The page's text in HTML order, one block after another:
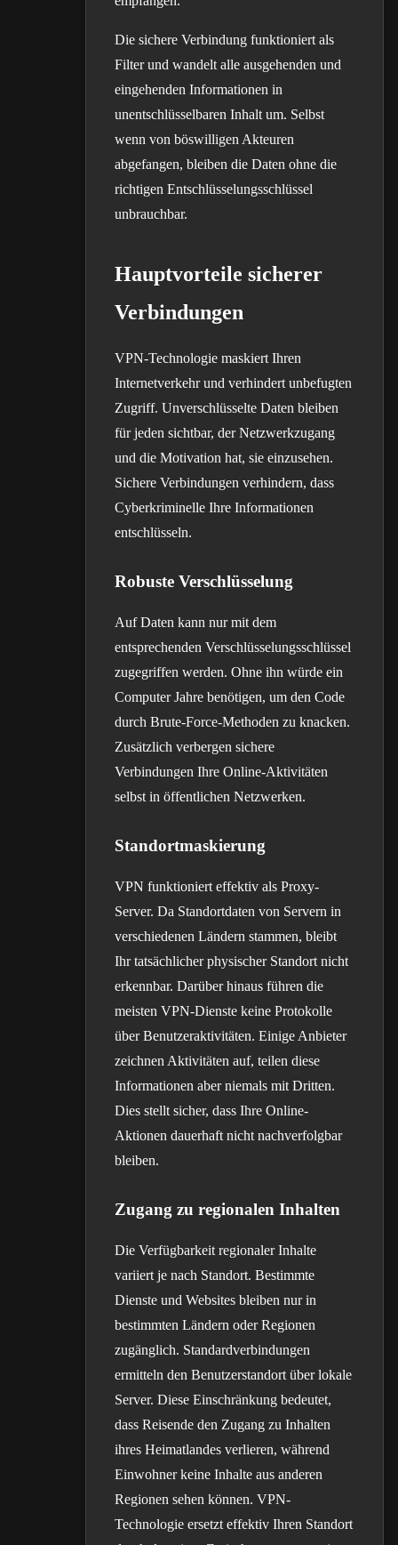
Die sichere Verbindung funktioniert als
Filter und wandelt alle ausgehenden und
eingehenden Informationen in
unentschlüsselbaren Inhalt um. Selbst
wenn von böswilligen Akteuren
abgefangen, bleiben die Daten ohne die
richtigen Entschlüsselungsschlüssel
unbrauchbar.
Hauptvorteile sicherer
Verbindungen
VPN-Technologie maskiert Ihren
Internetverkehr und verhindert unbefugten
Zugriff. Unverschlüsselte Daten bleiben
für jeden sichtbar, der Netzwerkzugang
und die Motivation hat, sie einzusehen.
Sichere Verbindungen verhindern, dass
Cyberkriminelle Ihre Informationen
entschlüsseln.
Robuste Verschlüsselung
Auf Daten kann nur mit dem
entsprechenden Verschlüsselungsschlüssel
zugegriffen werden. Ohne ihn würde ein
Computer Jahre benötigen, um den Code
durch Brute-Force-Methoden zu knacken.
Zusätzlich verbergen sichere
Verbindungen Ihre Online-Aktivitäten
selbst in öffentlichen Netzwerken.
Standortmaskierung
VPN funktioniert effektiv als Proxy-
Server. Da Standortdaten von Servern in
verschiedenen Ländern stammen, bleibt
Ihr tatsächlicher physischer Standort nicht
erkennbar. Darüber hinaus führen die
meisten VPN-Dienste keine Protokolle
über Benutzeraktivitäten. Einige Anbieter
zeichnen Aktivitäten auf, teilen diese
Informationen aber niemals mit Dritten.
Dies stellt sicher, dass Ihre Online-
Aktionen dauerhaft nicht nachverfolgbar
bleiben.
Zugang zu regionalen Inhalten
Die Verfügbarkeit regionaler Inhalte
variiert je nach Standort. Bestimmte
Dienste und Websites bleiben nur in
bestimmten Ländern oder Regionen
zugänglich. Standardverbindungen
ermitteln den Benutzerstandort über lokale
Server. Diese Einschränkung bedeutet,
dass Reisende den Zugang zu Inhalten
ihres Heimatlandes verlieren, während
Einwohner keine Inhalte aus anderen
Regionen sehen können. VPN-
Technologie ersetzt effektiv Ihren Standort